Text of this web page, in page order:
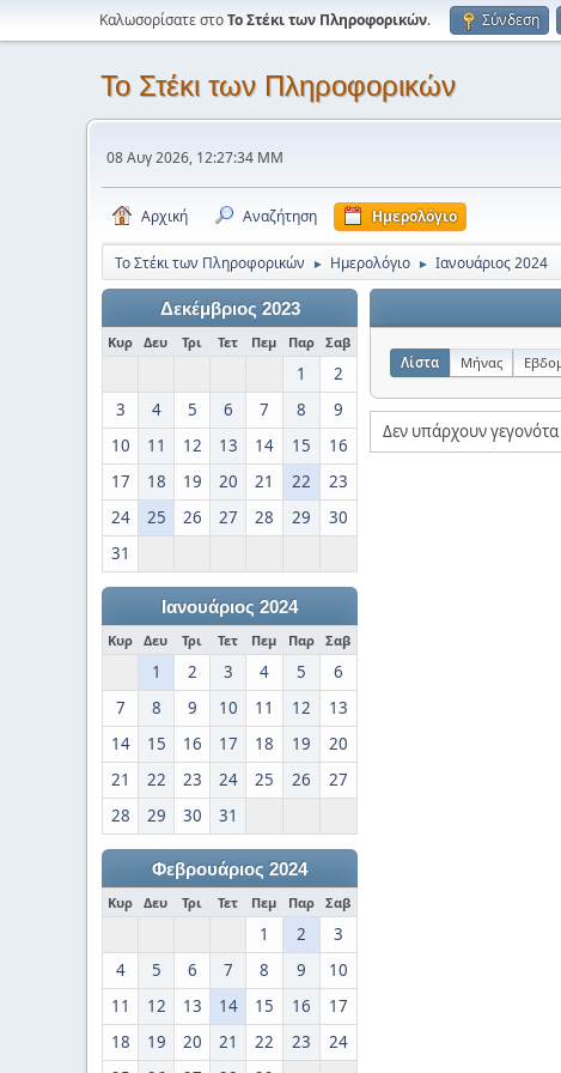
Καλωσορίσατε στοΤο Στέκι των Πληροφορικών. Σύνδεση
Το Στέκι των Πληροφορικών
08 Αυγ 2026, 12:27:34 ΜΜ
Αρχική Αναζήτηση Ημερολόγιο
Το Στέκι των Πληροφορικών ► Ημερολόγιο ► Ιανουάριος 2024
Δεκέμβριος 2023
Κυρ Δευ Τρι Τετ Πεμ Παρ Σαβ
1
2
3
4 5 6 7 8
9
10
11 12 13 14 15
16
17
18 19 20 21 22
23
24
25 26 27 28 29
30
31
Ιανουάριος 2024
Κυρ Δευ Τρι Τετ Πεμ Παρ Σαβ
1 2 3 4 5
6
7
8 9 10 11 12
13
14
15 16 17 18 19
20
21
22 23 24 25 26
27
28
29 30 31
Φεβρουάριος 2024
Κυρ Δευ Τρι Τετ Πεμ Παρ Σαβ
1 2
3
4
5 6 7 8 9
10
11
12 13 14 15 16
17
18
19 20 21 22 23
24
Λίστα Μήνας
Δεν υπάρχουν